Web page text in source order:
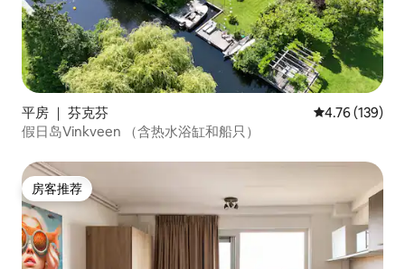
平房 ｜ 芬克芬 平均评分 4.76
4.76 (139)
假日岛Vinkveen （含热水浴缸和船只）
房客推荐
房客推荐